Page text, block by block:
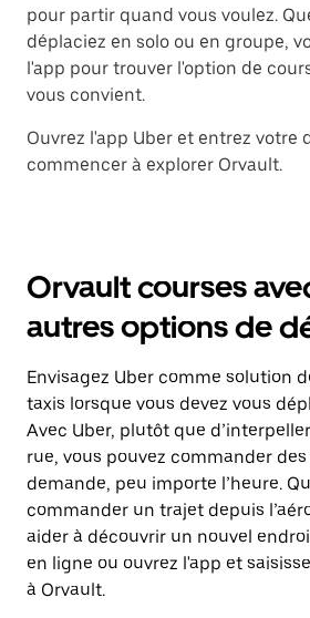
pour partir quand vous voulez.
déplaciez en solo ou en groupe,
l'app pour trouver l'option de
vous convient.
Ouvrez l'app Uber et entrez votre
commencer à explorer Orvault.
Orvault courses
autres options de
Envisagez Uber comme solution
taxis lorsque vous devez vous
Avec Uber, plutôt que
rue, vous pouvez commander
demande, peu importe l’heure.
commander un trajet depuis
aider à découvrir un nouvel
en ligne ou ouvrez l'app et
à Orvault.